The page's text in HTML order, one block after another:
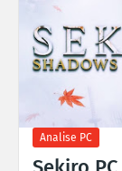
Analise PC